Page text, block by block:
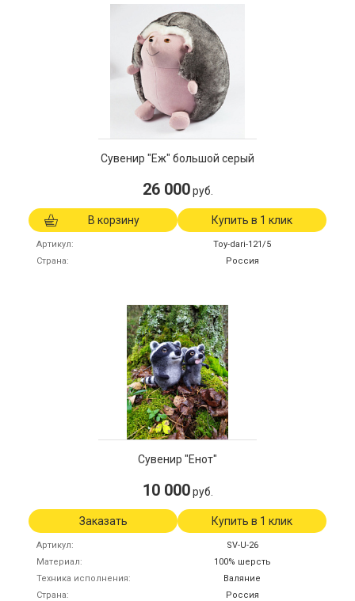
Сувенир "Еж" большой серый
26 000 руб.
В корзину Купить в 1 клик
Артикул
Toy-dari-121/5
Страна
Россия
Сувенир "Енот"
10 000 руб.
Заказать Купить в 1 клик
Артикул
SV-U-26
Материал
100% шерсть
Техника исполнения
Валяние
Страна
Россия